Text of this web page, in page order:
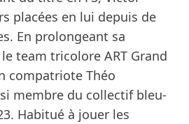
placées en lui depuis de
En prolongeant sa
team tricolore ART Grand
compatriote Théo
membre du collectif bleu-
Habitué à jouer les